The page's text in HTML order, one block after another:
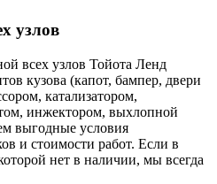
узлов
всех узлов Тойота Ленд
кузова (капот, бампер, двери
катализатором,
инжектором, выхлопной
выгодные условия
и стоимости работ. Если в
нет в наличии, мы всегда